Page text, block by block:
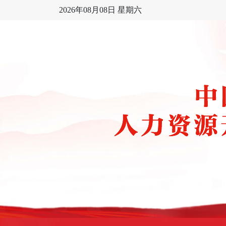
2026年08月08日 星期六